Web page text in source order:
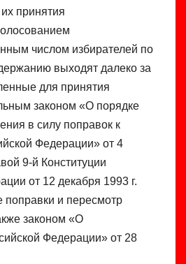
принятия
числом избирателей по
выходят далеко за
для принятия
законом «О порядке
в силу поправок к
Федерации» от 4
9-й Конституции
от 12 декабря 1993 г.
поправки и пересмотр
законом «О
Федерации» от 28